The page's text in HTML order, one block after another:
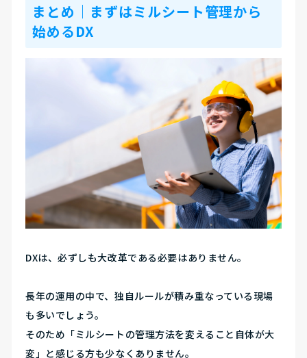
まとめ｜まずはミルシート管理から
始めるDX
DXは、必ずしも大改革である必要はありません。
長年の運用の中で、独自ルールが積み重なっている現場
も多いでしょう。
そのため 「ミルシートの管理方法を変えること自体が大
変」 と感じる方も少なくありません。